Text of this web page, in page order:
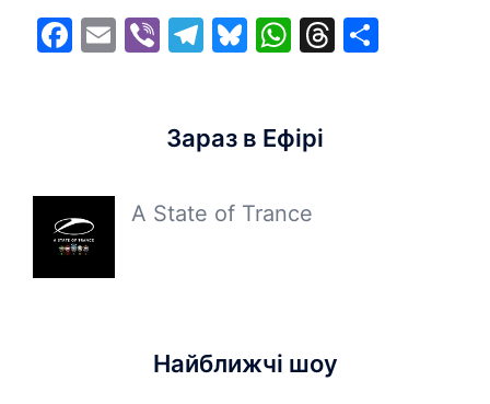
Facebook
EmailViberTelegram
Bluesky
WhatsApp
Threads
Зараз в Ефірі
A State of Trance
Найближчі шоу